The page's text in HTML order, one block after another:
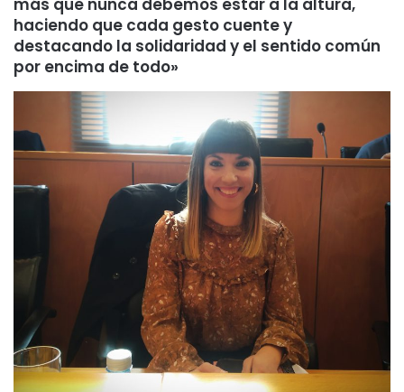
más que nunca debemos estar a la altura,
haciendo que cada gesto cuente y
destacando la solidaridad y el sentido común
por encima de todo»